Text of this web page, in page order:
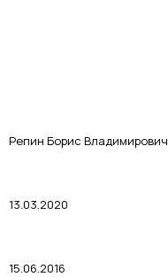
Репин Борис Владимирович
13.03.2020
15.06.2016